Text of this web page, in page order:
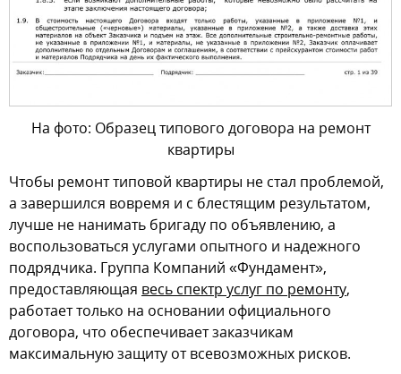
На фото: Образец типового договора на ремонт
квартиры
Чтобы ремонт типовой квартиры не стал проблемой,
а завершился вовремя и с блестящим результатом,
лучше не нанимать бригаду по объявлению, а
воспользоваться услугами опытного и надежного
подрядчика. Группа Компаний «Фундамент»,
предоставляющая весь спектр услуг по ремонту,
работает только на основании официального
договора, что обеспечивает заказчикам
максимальную защиту от всевозможных рисков.